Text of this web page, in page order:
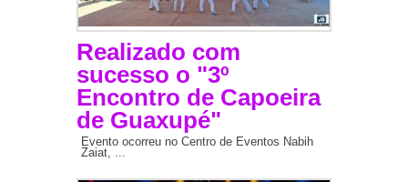
Realizado com
sucesso o "3º
Encontro de Capoeira
de Guaxupé"
Evento ocorreu no Centro de Eventos Nabih
Zaiat, ...